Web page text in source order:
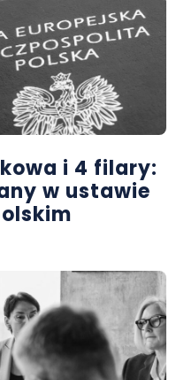
i 4 filary:
w ustawie